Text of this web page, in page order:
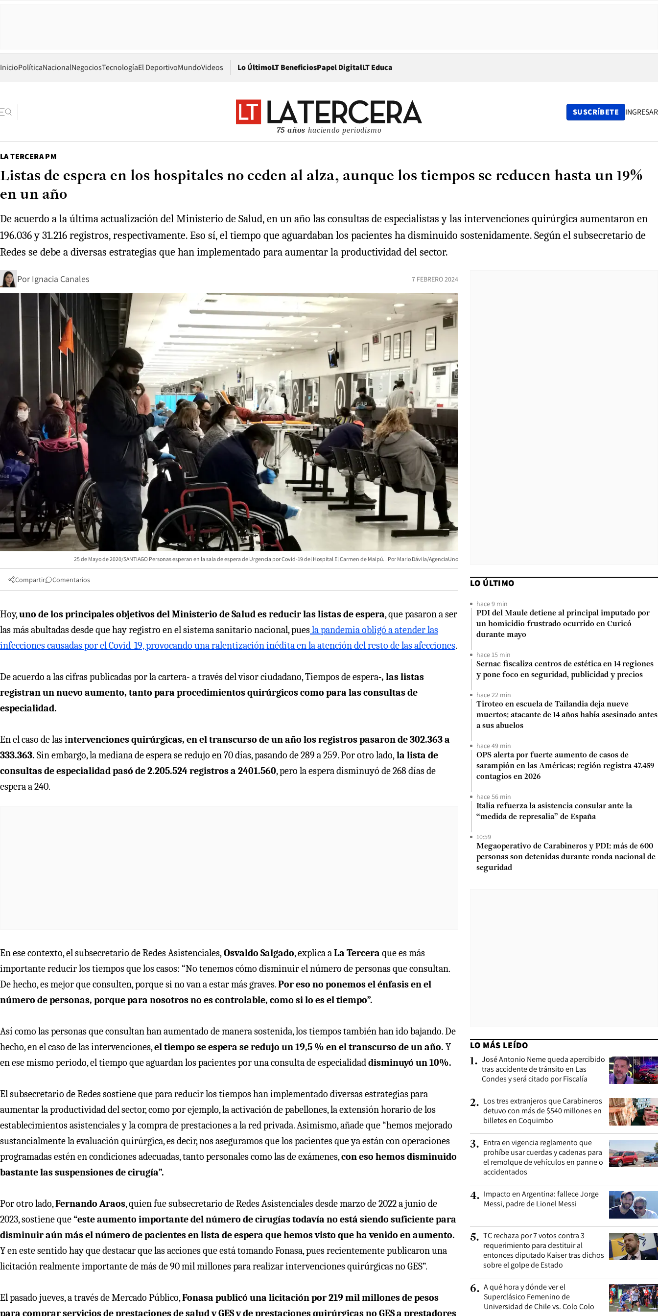
InicioPolíticaNacionalNegociosTecnologíaEl DeportivoMundoVideos Lo ÚltimoLT BeneficiosPapel DigitalOpens in new window
LT Educa
75 años haciendo periodismo
SUSCRÍBETE INGRESAR
LA TERCERA PM
Listas de espera en los hospitales no ceden al alza, aunque los tiempos se reducen hasta un 19%
en un año
De acuerdo a la última actualización del Ministerio de Salud, en un año las consultas de especialistas y las intervenciones quirúrgica aumentaron en
196.036 y 31.216 registros, respectivamente. Eso sí, el tiempo que aguardaban los pacientes ha disminuido sostenidamente. Según el subsecretario de
Redes se debe a diversas estrategias que han implementado para aumentar la productividad del sector.
Por Ignacia Canales 7 FEBRERO 2024
25 de Mayo de 2020/SANTIAGO Personas esperan en la sala de espera de Urgencia por Covid-19 del Hospital El Carmen de Maipú. Mario Dávila/AgenciaUno
Compartir Comentarios
Hoy,uno de los principales objetivos del Ministerio de Salud es reducir las listas de espera, que pasaron a ser
las más abultadas desde que hay registro en el sistema sanitario nacional, puesla pandemia obligó a atender las
infecciones causadas por el Covid-19, provocando una ralentización inédita en la atención del resto de las afecciones.
De acuerdo a las cifras publicadas por la cartera- a través del visor ciudadano, Tiempos de espera-, las listas
registran un nuevo aumento, tanto para procedimientos quirúrgicos como para las consultas de
especialidad.
En el caso de las intervenciones quirúrgicas, en el transcurso de un año los registros pasaron de 302.363 a
333.363. Sin embargo, la mediana de espera se redujo en 70 días, pasando de 289 a 259. Por otro lado,la lista de
consultas de especialidad pasó de 2.205.524 registros a 2401.560, pero la espera disminuyó de 268 días de
espera a 240.
En ese contexto, el subsecretario de Redes Asistenciales,Osvaldo Salgado, explica aLa Tercera que es más
importante reducir los tiempos que los casos: “No tenemos cómo disminuir el número de personas que consultan.
De hecho, es mejor que consulten, porque si no van a estar más graves.Por eso no ponemos el énfasis en el
número de personas, porque para nosotros no es controlable, como si lo es el tiempo”.
Así como las personas que consultan han aumentado de manera sostenida, los tiempos también han ido bajando. De
hecho, en el caso de las intervenciones,el tiempo se espera se redujo un 19,5 % en el transcurso de un año. Y
en ese mismo periodo, el tiempo que aguardan los pacientes por una consulta de especialidaddisminuyó un 10%.
El subsecretario de Redes sostiene que para reducir los tiempos han implementado diversas estrategias para
aumentar la productividad del sector, como por ejemplo, la activación de pabellones, la extensión horario de los
establecimientos asistenciales y la compra de prestaciones a la red privada. Asimismo, añade que “hemos mejorado
sustancialmente la evaluación quirúrgica, es decir, nos aseguramos que los pacientes que ya están con operaciones
programadas estén en condiciones adecuadas, tanto personales como las de exámenes,con eso hemos disminuido
bastante las suspensiones de cirugía”.
Por otro lado,Fernando Araos, quien fue subsecretario de Redes Asistenciales desde marzo de 2022 a junio de
2023, sostiene que“este aumento importante del número de cirugías todavía no está siendo suficiente para
disminuir aún más el número de pacientes en lista de espera que hemos visto que ha venido en aumento.
Y en este sentido hay que destacar que las acciones que está tomando Fonasa, pues recientemente publicaron una
licitación realmente importante de más de 90 mil millones para realizar intervenciones quirúrgicas no GES”.
El pasado jueves, a través de Mercado Público,Fonasa publicó una licitación por 219 mil millones de pesos
para comprar servicios de prestaciones de salud y GES y de prestaciones quirúrgicas no GES a prestadores
LO ÚLTIMO
hace 9 min
PDI del Maule detiene al principal imputado por
un homicidio frustrado ocurrido en Curicó
durante mayo
hace 15 min
Sernac fiscaliza centros de estética en 14 regiones
y pone foco en seguridad, publicidad y precios
hace 22 min
Tiroteo en escuela de Tailandia deja nueve
muertos: atacante de 14 años había asesinado antes
a sus abuelos
hace 49 min
OPS alerta por fuerte aumento de casos de
sarampión en las Américas: región registra 47.459
contagios en 2026
hace 56 min
Italia refuerza la asistencia consular ante la
“medida de represalia” de España
10:59
Megaoperativo de Carabineros y PDI: más de 600
personas son detenidas durante ronda nacional de
seguridad
LO MÁS LEÍDO
1. José Antonio Neme queda apercibido
tras accidente de tránsito en Las
Condes y será citado por Fiscalía
2. Los tres extranjeros que Carabineros
detuvo con más de $540 millones en
billetes en Coquimbo
3. Entra en vigencia reglamento que
prohíbe usar cuerdas y cadenas para
el remolque de vehículos en panne o
accidentados
4. Impacto en Argentina: fallece Jorge
Messi, padre de Lionel Messi
5. TC rechaza por 7 votos contra 3
requerimiento para destituir al
entonces diputado Kaiser tras dichos
sobre el golpe de Estado
6. A qué hora y dónde ver el
Superclásico Femenino de
Universidad de Chile vs. Colo Colo